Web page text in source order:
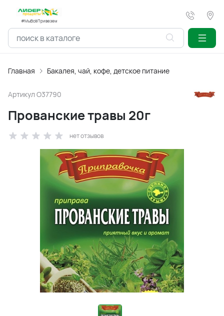
#МыВсёПривезем
Главная Бакалея, чай, кофе, детское питание
Артикул O37790
Прованские травы 20г
нет отзывов